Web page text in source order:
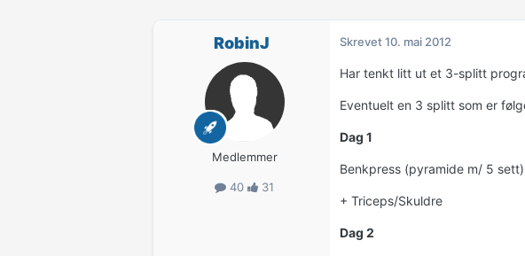
RobinJ
Medlemmer
40 31
Skrevet10. mai 2012
Har tenkt litt ut et 3-splitt
Eventuelt en 3 splitt som er
Dag 1
Benkpress (pyramide m/ 5 sett)
+ Triceps/Skuldre
Dag 2